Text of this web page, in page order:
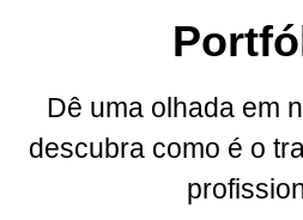
Dê uma olhada em
descubra como é o